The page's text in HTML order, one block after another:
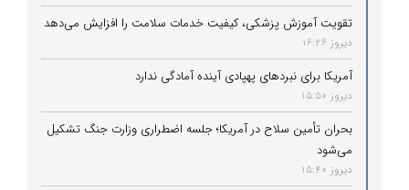
تقویت آموزش پزشکی، کیفیت خدمات سلامت را افزایش می‌دهد
دیروز 16:26
آمریکا برای نبردهای پهپادی آینده آمادگی ندارد
دیروز 15:50
بحران تأمین سلاح در آمریکا؛ جلسه اضطراری وزارت جنگ تشکیل
می‌شود
دیروز 15:40